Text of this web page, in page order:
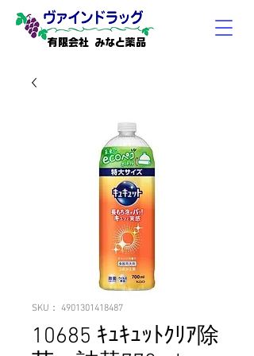
有限会社 みなと薬品
SKU： 4901301418487
10685 ｷｭｷｭｯﾄｸﾘｱ除